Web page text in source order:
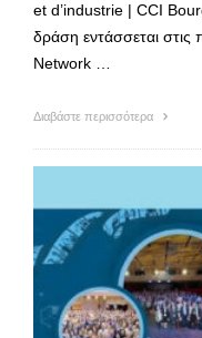
et d’industrie | CCI
δράση εντάσσεται
Network …
Διαβάστε περισσότερα